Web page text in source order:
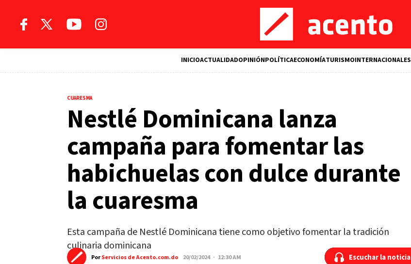
INICIOACTUALIDADOPINIÓNPOLÍTICAECONOMÍATURISMOINTERNACIONALES
CUARESMA
Nestlé Dominicana lanza
campaña para fomentar las
habichuelas con dulce durante
la cuaresma
Esta campaña de Nestlé Dominicana tiene como objetivo fomentar la tradición
culinaria dominicana
PorServicios de Acento.com.do 20/02/2024 · 12:30 AM Escuchar la noticia
Escuchar la noticia